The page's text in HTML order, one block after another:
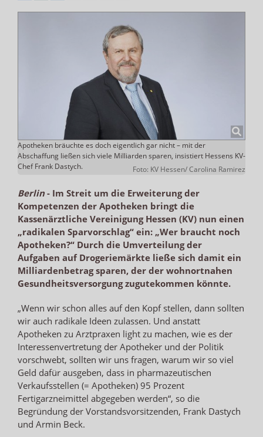
Apotheken bräuchte es doch eigentlich gar nicht – mit der
Abschaffung ließen sich viele Milliarden sparen, insistiert Hessens KV-
Chef Frank Dastych.
Foto: KV Hessen/ Carolina Ramirez
Berlin- Im Streit um die Erweiterung der
Kompetenzen der Apotheken bringt die
Kassenärztliche Vereinigung Hessen (KV) nun einen
„radikalen Sparvorschlag“ ein: „Wer braucht noch
Apotheken?“ Durch die Umverteilung der
Aufgaben auf Drogeriemärkte ließe sich damit ein
Milliardenbetrag sparen, der der wohnortnahen
Gesundheitsversorgung zugutekommen könnte.
„Wenn wir schon alles auf den Kopf stellen, dann sollten
wir auch radikale Ideen zulassen. Und anstatt
Apotheken zu Arztpraxen light zu machen, wie es der
Interessenvertretung der Apotheker und der Politik
vorschwebt, sollten wir uns fragen, warum wir so viel
Geld dafür ausgeben, dass in pharmazeutischen
Verkaufsstellen (= Apotheken) 95 Prozent
Fertigarzneimittel abgegeben werden“, so die
Begründung der Vorstandsvorsitzenden, Frank Dastych
und Armin Beck.